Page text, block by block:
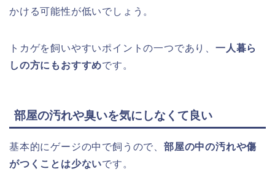
かける可能性が低いでしょう。
トカゲを飼いやすいポイントの一つであり、 一人暮ら
しの方にもおすすめです。
部屋の汚れや臭いを気にしなくて良い
基本的にゲージの中で飼うので、 部屋の中の汚れや傷
がつくことは少ないです。